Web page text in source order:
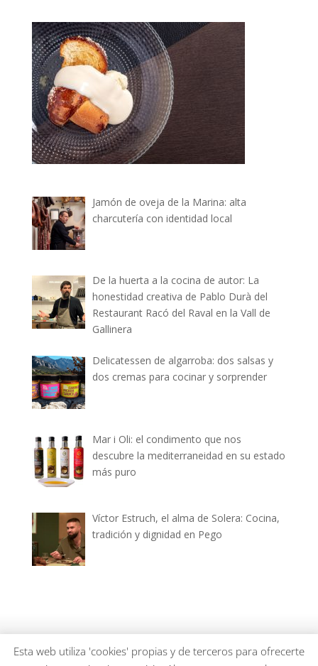
Jamón de oveja de la Marina: alta
charcutería con identidad local
De la huerta a la cocina de autor: La
honestidad creativa de Pablo Durà del
Restaurant Racó del Raval en la Vall de
Gallinera
Delicatessen de algarroba: dos salsas y
dos cremas para cocinar y sorprender
Mar i Oli: el condimento que nos
descubre la mediterraneidad en su estado
más puro
Víctor Estruch, el alma de Solera: Cocina,
tradición y dignidad en Pego
dianiagastronomica.com © 2026
Esta web utiliza 'cookies' propias y de terceros para ofrecerte